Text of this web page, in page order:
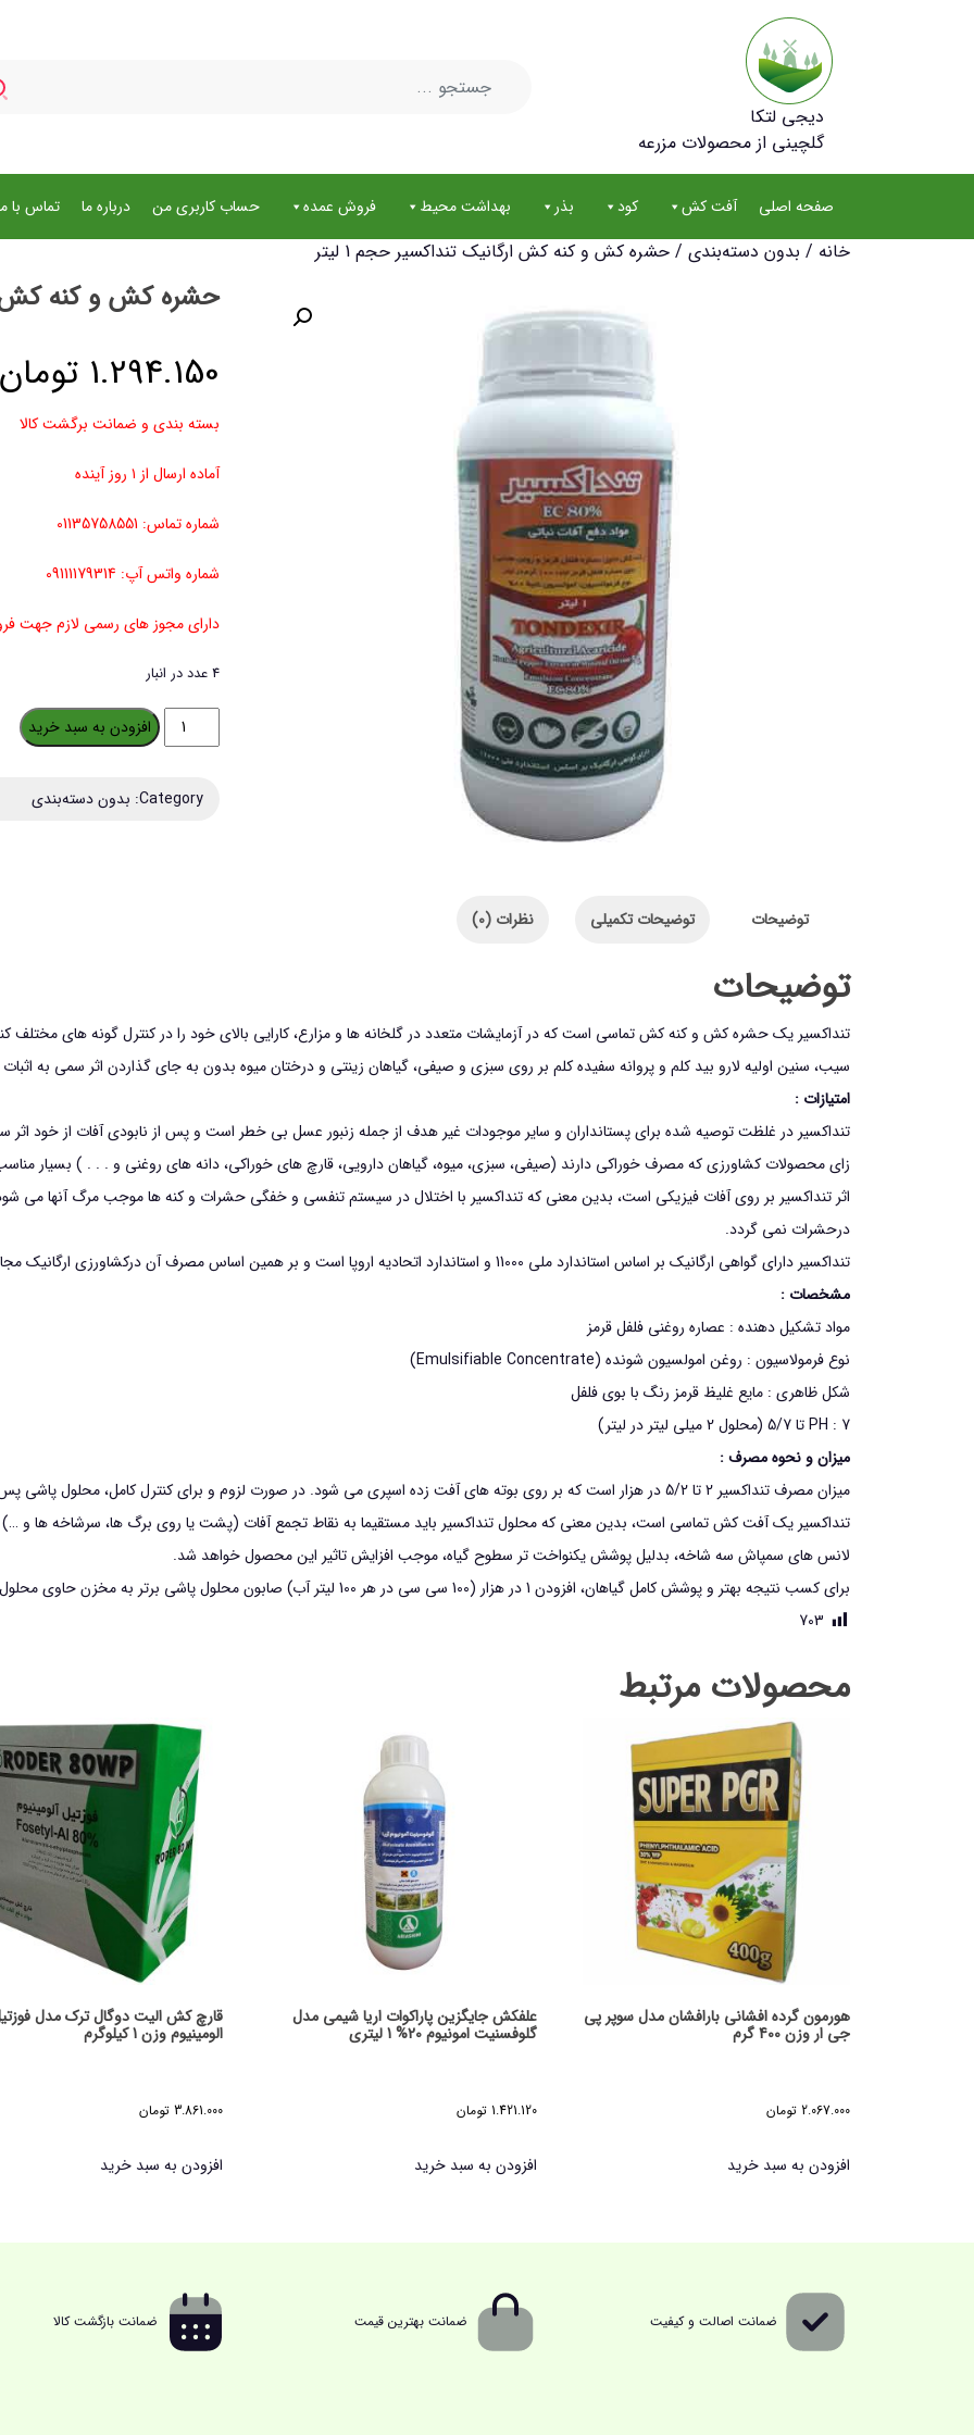
دیجی لتکا
گلچینی از محصولات مزرعه
صفحه اصلی آفت کش کود بذر بهداشت محیط فروش عمده حساب کاربری من درباره ما تماس با
خانه / بدون دسته‌بندی / حشره کش و کنه کش ارگانیک تنداکسیر حجم 1 لیتر
حشره کش و کنه کش
1.294.150
بسته بندی و ضمانت برگشت کالا
آماده ارسال از ۱ روز آینده
شماره تماس: 01135758551
شماره واتس آپ: 09111179314
دارای مجوز های رسمی لازم جهت
4 عدد در انبار
حشره
عدد
افزودن به سبد خرید
Category: بدون دسته‌بندی
توضیحات توضیحات تکمیلی نظرات (0)
توضیحات
تنداكسير یک حشره کش و کنه کش تماسی است که در آزمايشات متعدد در گلخانه ها و مزارع، کارایي بالای خود را در كنترل گونه های مختلف
سيب،‌ سنین اولیه لارو بيد كلم و پروانه سفيده كلم بر روي سبزی و صیفی، گياهان زينتي و درختان ميوه بدون به جاي گذاردن اثر سمي به
امتیازات :
تنداکسیر در غلظت توصيه شده براي پستانداران و ساير موجودات غير هدف از جمله زنبور عسل بی خطر است و پس از نابودي آفات از خود اثر
زای محصولات كشاورزي كه مصرف خوراكي دارند (صيفي، سبزي، ميوه، گياهان دارویي، قارچ هاي خوراكي، دانه هاي روغني و . . . ) بسيار
اثر تنداکسیر بر روي آفات فيزيكي است، بدین معنی که تنداکسیر با اختلال در سيستم تنفسي و خفگی حشرات و کنه ها موجب مرگ آنها مي
درحشرات نمی گردد.
تنداکسیر دارای گواهی ارگانیک بر اساس استاندارد ملی 11000 و استاندارد اتحادیه اروپا است و بر همین اساس مصرف آن درکشاورزی ارگانیک مجاز شناخته شده است.
مشخصات :
مواد تشكيل دهنده : عصاره روغنی فلفل قرمز
نوع فرمولاسيون : روغن امولسیون شونده (Emulsifiable Concentrate)
شكل ظاهري : مايع غليظ قرمز رنگ با بوي فلفل
PH : 7 تا 5/7 (محلول 2 میلی لیتر در ليتر)
میزان و نحوه مصرف :
ميزان مصرف تنداکسیر 2 تا 5/2 در هزار است که بر روي بوته هاي آفت زده اسپري مي شود. در صورت لزوم و برای کنترل کامل، محلول پاشی پس از 3 تا 4 روز تکرار می شود.
تنداکسیر يک آفت کش تماسي است، بدين معني که محلول تنداکسیر بايد مستقيما به نقاط تجمع آفات (پشت يا روي برگ ها، سرشاخه ها و …)
لانس هاي سمپاش سه شاخه، بدليل پوشش يکنواخت تر سطوح گياه، موجب افزايش تاثير اين محصول خواهد شد.
برای کسب نتیجه بهتر و پوشش کامل گیاهان، افزودن 1 در هزار (100 سی سی در هر 100 لیتر آب) صابون محلول پاشی برتر به مخزن حاوی محلول تنداکسیر توصیه می شود.
703
محصولات مرتبط
هورمون گرده افشانی بارافشان مدل سوپر پی
جی ار وزن 400 گرم
2.067.000 تومان
افزودن به سبد خرید
علفکش جایگزین پاراکوات اریا شیمی مدل
گلوفسنیت امونیوم 20% 1 لیتری
1.421.120 تومان
افزودن به سبد خرید
قارچ کش الیت دوگال ترک مدل
الومینیوم وزن 1 کیلوگرم
3.861.000 تومان
افزودن به سبد خرید
ضمانت اصالت و کیفیت ضمانت بهترین قیمت ضمانت بازگشت کالا